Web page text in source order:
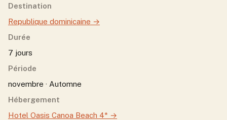
Destination
Republique dominicaine →
Durée
7 jours
Période
novembre · Automne
Hébergement
Hotel Oasis Canoa Beach 4* →